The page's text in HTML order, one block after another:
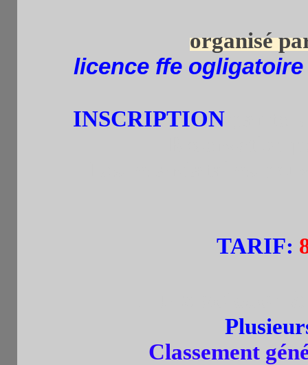
organisé
licence ffe
INSCRIPTION
TARIF:
Classement